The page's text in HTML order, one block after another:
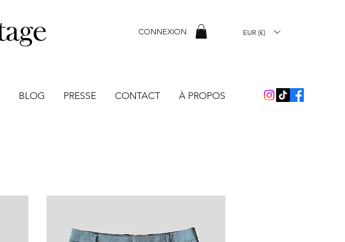
CONNEXION EUR (€)
BLOG PRESSE CONTACT À PROPOS